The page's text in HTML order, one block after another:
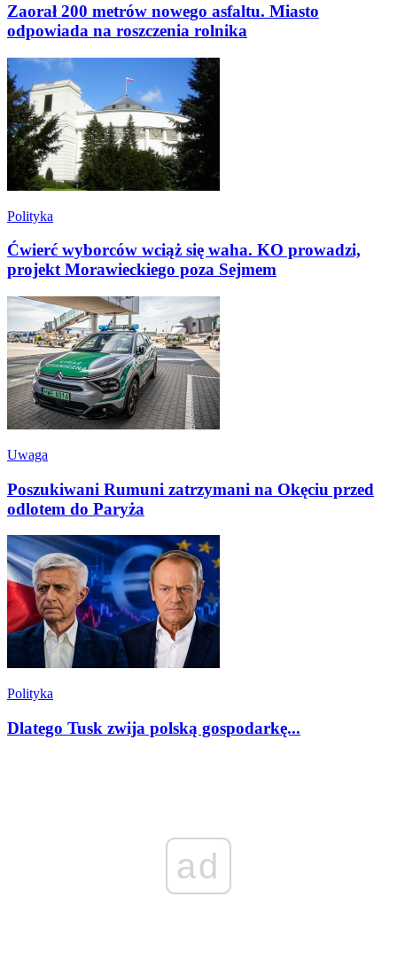
Zaorał 200 metrów nowego asfaltu. Miasto
odpowiada na roszczenia rolnika
Polityka
Ćwierć wyborców wciąż się waha. KO prowadzi,
projekt Morawieckiego poza Sejmem
Uwaga
Poszukiwani Rumuni zatrzymani na Okęciu przed
odlotem do Paryża
Polityka
Dlatego Tusk zwija polską gospodarkę...
ad